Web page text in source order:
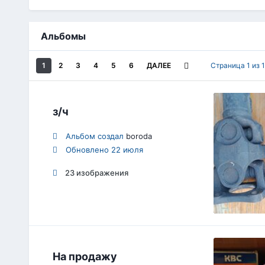
Альбомы
1 2 3 4 5 6 ДАЛЕЕ Страница 1 из
з/ч
Альбом создал boroda
Обновлено 22 июля
23 изображения
На продажу